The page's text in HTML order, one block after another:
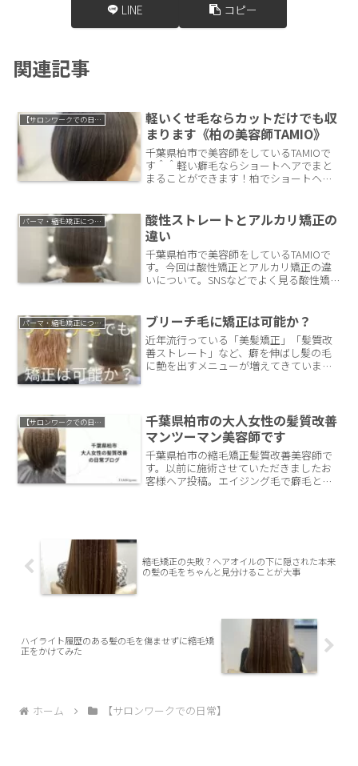
LINE
コピー
関連記事
【サロンワークでの日常】
軽いくせ毛ならカットだけでも収
まります《柏の美容師TAMIO》
千葉県柏市で美容師をしているTAMIOで
す＾＾軽い癖毛ならショートヘアでまと
まることができます！柏でショートヘア
パーマ・縮毛矯正について
酸性ストレートとアルカリ矯正の
違い
千葉県柏市で美容師をしているTAMIOで
す。今回は酸性矯正とアルカリ矯正の違
いについて。SNSなどでよく見る酸性矯
簡単に解説していきます。
パーマ・縮毛矯正について ブリーチ毛に矯正は可能か？
近年流行っている「美髪矯正」「髪質改
善ストレート」など、癖を伸ばし髪の毛
に艶を出すメニューが増えてきていま
をかけるメニューの代表格です。果たし
てかけることは可能なのでしょうか？千
葉県柏市の髪質改善・縮毛矯正美容師が
解説。
【サロンワークでの日常】
千葉県柏市の大人女性の髪質改善
マンツーマン美容師です
千葉県柏市の縮毛矯正髪質改善美容師で
す。以前に施術させていただきましたお
客様ヘア投稿。エイジング毛で癖毛と白
縮毛矯正の失敗？ヘアオイルの下に隠された本来
の髪の毛をちゃんと見分けることが大事
ハイライト履歴のある髪の毛を傷ませずに縮毛矯
正をかけてみた
ホーム 【サロンワークでの日常】